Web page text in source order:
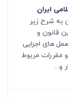
به شرح زیر
قانون و
های اجرایی
و مقررات مربوط.